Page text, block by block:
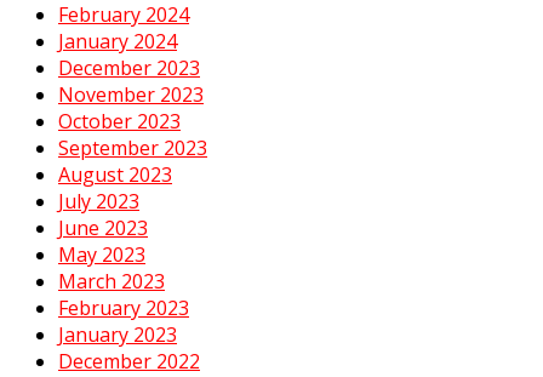
February 2024
January 2024
December 2023
November 2023
October 2023
September 2023
August 2023
July 2023
June 2023
May 2023
March 2023
February 2023
January 2023
December 2022